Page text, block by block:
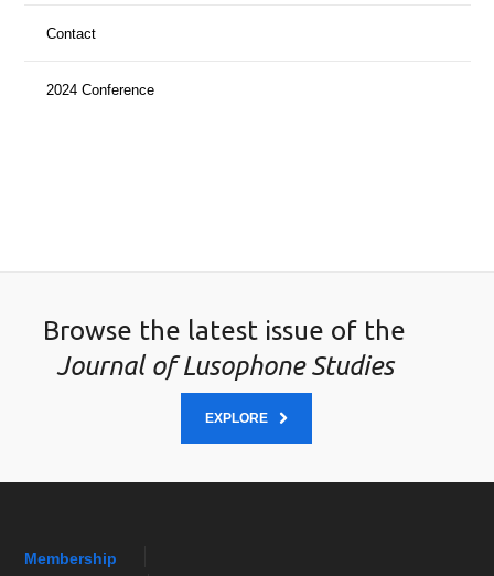
Contact
2024 Conference
Browse the latest issue of the
Journal of Lusophone Studies
EXPLORE
Membership